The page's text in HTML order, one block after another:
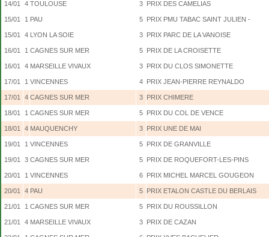
14/01 4 TOULOUSE 3 PRIX DES CAMELIAS
15/01 1 PAU 5 PRIX PMU TABAC SAINT JULIEN -
15/01 4 LYON LA SOIE 3 PRIX PARC DE LA VANOISE
16/01 1 CAGNES SUR MER 5 PRIX DE LA CROISETTE
16/01 4 MARSEILLE VIVAUX 3 PRIX DU CLOS SIMONETTE
17/01 1 VINCENNES 4 PRIX JEAN-PIERRE REYNALDO
17/01 4 CAGNES SUR MER 3 PRIX CHIMERE
18/01 1 CAGNES SUR MER 5 PRIX DU COL DE VENCE
18/01 4 MAUQUENCHY 3 PRIX UNE DE MAI
19/01 1 VINCENNES 5 PRIX DE GRANVILLE
19/01 3 CAGNES SUR MER 5 PRIX DE ROQUEFORT-LES-PINS
20/01 1 VINCENNES 6 PRIX MICHEL MARCEL GOUGEON
20/01 4 PAU 5 PRIX ETALON CASTLE DU BERLAIS
21/01 1 CAGNES SUR MER 5 PRIX DU ROUSSILLON
21/01 4 MARSEILLE VIVAUX 3 PRIX DE CAZAN